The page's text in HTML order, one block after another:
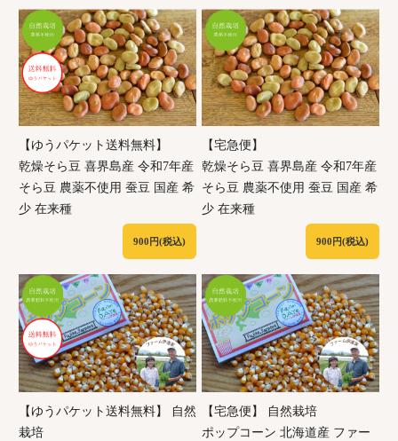
【ゆうパケット送料無料】
乾燥そら豆 喜界島産 令和7年産
そら豆 農薬不使用 蚕豆 国産 希
少 在来種
900円(税込)
【宅急便】
乾燥そら豆 喜界島産 令和7年産
そら豆 農薬不使用 蚕豆 国産 希
少 在来種
900円(税込)
【ゆうパケット送料無料】 自然
栽培
【宅急便】 自然栽培
ポップコーン 北海道産 ファー